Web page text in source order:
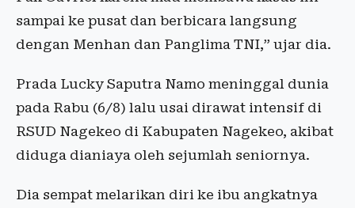
sampai ke pusat dan berbicara langsung
dengan Menhan dan Panglima TNI,” ujar dia.
Prada Lucky Saputra Namo meninggal dunia
pada Rabu (6/8) lalu usai dirawat intensif di
RSUD Nagekeo di Kabupaten Nagekeo, akibat
diduga dianiaya oleh sejumlah seniornya.
Dia sempat melarikan diri ke ibu angkatnya